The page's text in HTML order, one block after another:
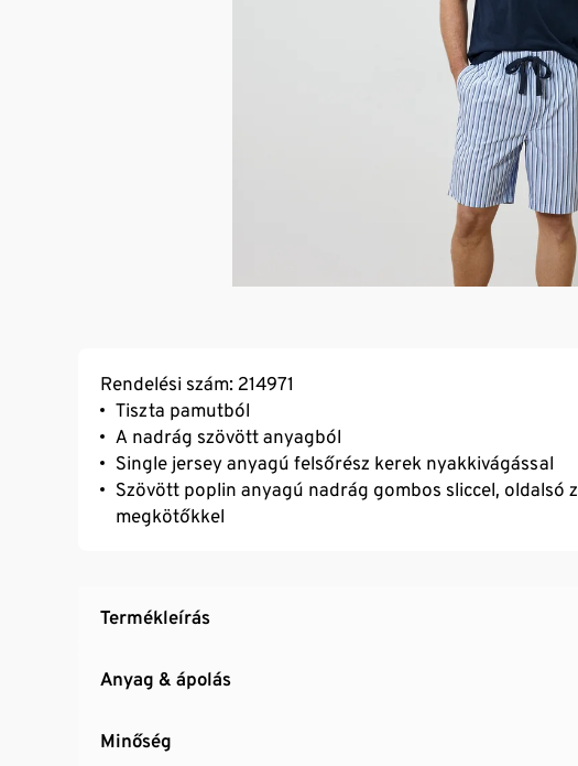
Rendelési szám: 214971
Tiszta pamutból
A nadrág szövött anyagból
Single jersey anyagú felsőrész kerek nyakkivágással
Szövött poplin anyagú nadrág gombos sliccel, oldalsó
megkötőkkel
Termékleírás
Anyag & ápolás
Minőség